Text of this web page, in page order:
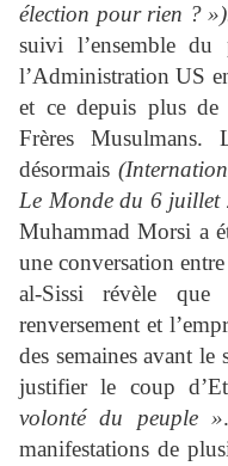
élection pour rien ?
suivi l’ensemble du
l’Administration US
et ce depuis plus de
Frères Musulmans.
désormais
Le Monde du 6 juillet
Muhammad Morsi a
une conversation
al-Sissi révèle
renversement et
des semaines avant
justifier le coup
volonté du peuple »
manifestations de